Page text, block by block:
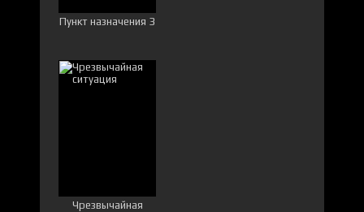
Пункт назначения 3
Чрезвычайная